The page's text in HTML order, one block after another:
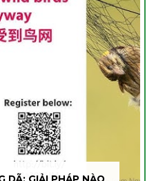
DÃ: GIẢI PHÁP NÀO